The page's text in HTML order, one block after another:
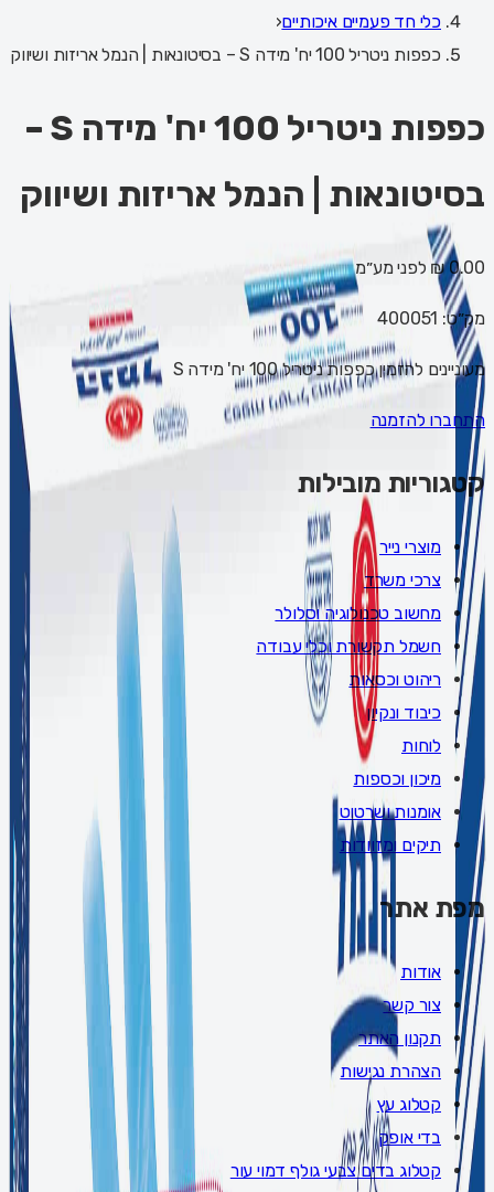
כלי חד פעמיים איכותיים‹
כפפות ניטריל 100 יח' מידה S – בסיטונאות | הנמל אריזות ושיווק
כפפות ניטריל 100 יח' מידה S –
בסיטונאות | הנמל אריזות ושיווק
0.00 ₪ לפני מע״מ
מק״ט: 400051
מעוניינים להזמין כפפות ניטריל 100 יח' מידה S
התחברו להזמנה
קטגוריות מובילות
מוצרי נייר
צרכי משרד
מחשוב טכנולוגיה וסלולר
חשמל תקשורת וכלי עבודה
ריהוט וכסאות
כיבוד ונקיון
לוחות
מיכון וכספות
אומנות ושרטוט
תיקים ומזוודות
מפת אתר
אודות
צור קשר
תקנון האתר
הצהרת נגישות
קטלוג עץ
בדי אופק
קטלוג בדים צבעי גולף דמוי עור